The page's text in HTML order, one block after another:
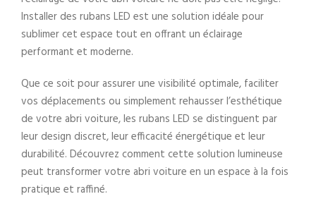
Installer des rubans LED est une solution idéale pour
sublimer cet espace tout en offrant un éclairage
performant et moderne.
Que ce soit pour assurer une visibilité optimale, faciliter
vos déplacements ou simplement rehausser l’esthétique
de votre abri voiture, les rubans LED se distinguent par
leur design discret, leur efficacité énergétique et leur
durabilité. Découvrez comment cette solution lumineuse
peut transformer votre abri voiture en un espace à la fois
pratique et raffiné.